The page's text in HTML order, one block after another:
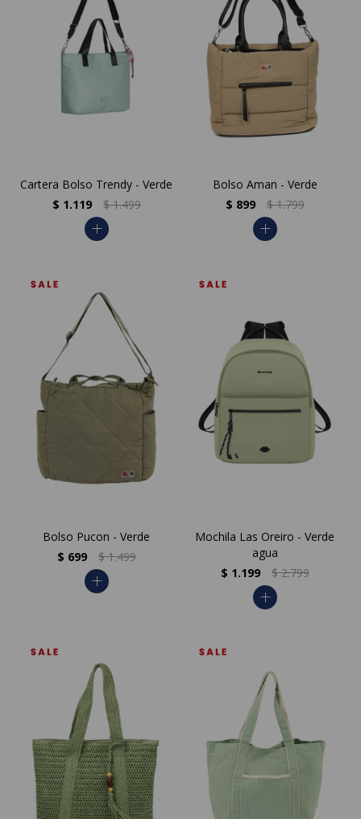
Cartera Bolso Trendy - Verde
$ 1.119 $ 1.499
add
Bolso Aman - Verde
$ 899 $ 1.799
add
Bolso Pucon - Verde
$ 699 $ 1.499
add
Mochila Las Oreiro - Verde
agua
$ 1.199 $ 2.799
add